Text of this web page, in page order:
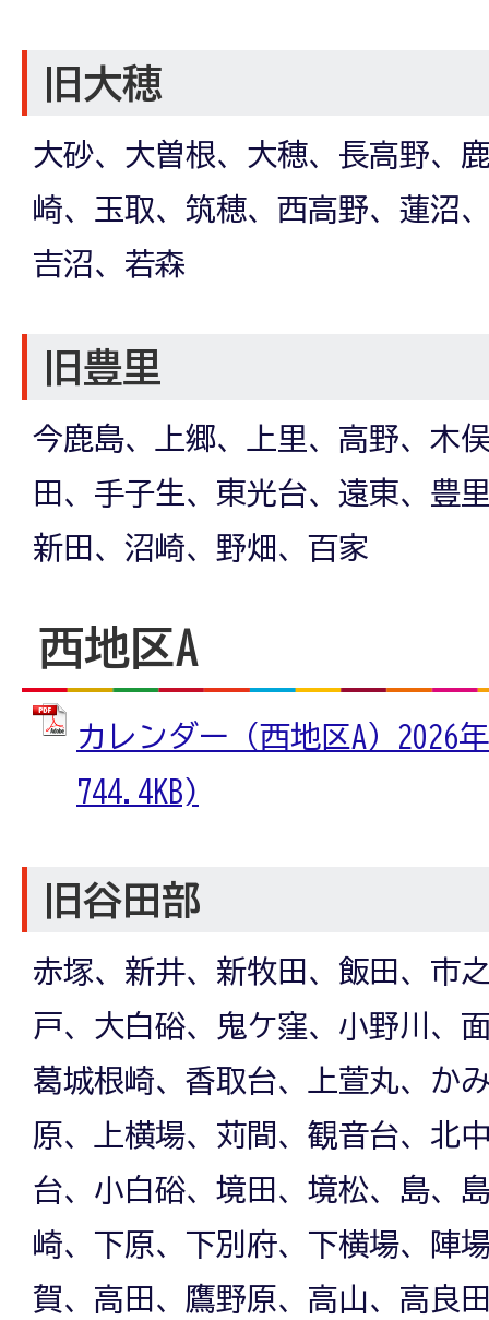
旧大穂
大砂、大曽根、大穂、長高野、
崎、玉取、筑穂、西高野、蓮沼
吉沼、若森
旧豊里
今鹿島、上郷、上里、高野、木
田、手子生、東光台、遠東、豊
新田、沼崎、野畑、百家
西地区A
カレンダー（西地区A）2026
744.4KB)
旧谷田部
赤塚、新井、新牧田、飯田、市
戸、大白硲、鬼ケ窪、小野川、
葛城根崎、香取台、上萱丸、か
原、上横場、苅間、観音台、北
台、小白硲、境田、境松、島、
崎、下原、下別府、下横場、陣
賀、高田、鷹野原、高山、高良